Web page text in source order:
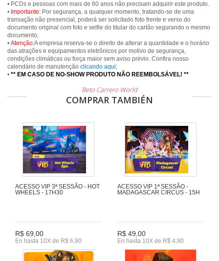
• PCDs e pessoas com mais de 60 anos não precisam adquirir este produto.
• Importante: Por segurança, a qualquer momento, tratando-se de uma
transação não presencial, poderá ser solicitado foto frente e verso do
documento original com foto e selfie do titular do cartão segurando o mesmo
documento;
• Atenção:A empresa reserva-se o direito de alterar a quantidade e o horário
das atrações e equipamentos eletrônicos por motivo de segurança,
condições climáticas ou força maior sem aviso prévio. Confira nosso
calendário de manutenção clicando aqui;
• ** EM CASO DE NO-SHOW PRODUTO NÃO REEMBOLSÁVEL! **
Beto Carrero World
COMPRAR TAMBIÉN
ACESSO VIP 3ª SESSÃO - HOT
WHEELS - 17H30
R$ 69,00
En hasta 10X de R$ 6,90
ACESSO VIP 1ª SESSÃO -
MADAGASCAR CIRCUS - 15H
R$ 49,00
En hasta 10X de R$ 4,90